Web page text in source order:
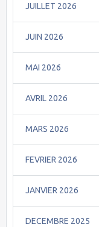
JUILLET 2026
JUIN 2026
MAI 2026
AVRIL 2026
MARS 2026
FEVRIER 2026
JANVIER 2026
DECEMBRE 2025